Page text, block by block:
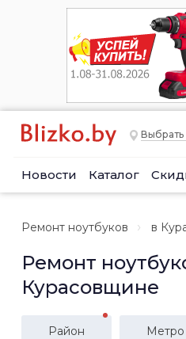
Выбрать
Новости Каталог
Ремонт ноутбуков в
Ремонт
Курасовщине
Район Метро